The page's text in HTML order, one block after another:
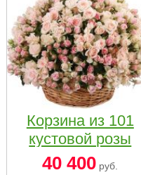
Корзина из 101
кустовой розы
нежных тонов
40 400 руб.